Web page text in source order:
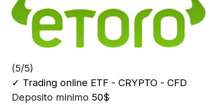
(5/5)
✓ Trading online ETF - CRYPTO - CFD
Deposito minimo 50$